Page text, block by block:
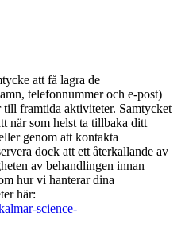
att få lagra de
telefonnummer och e-post)
framtida aktiviteter. Samtycket
när som helst ta tillbaka ditt
genom att kontakta
dock att ett återkallande av
av behandlingen innan
hur vi hanterar dina
här:
science-